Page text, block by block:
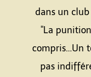
dans un
"La
compris...Un
pas